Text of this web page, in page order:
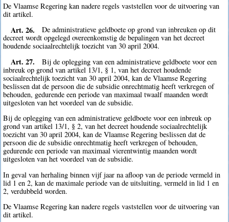
De Vlaamse Regering kan nadere regels vaststellen voor de uitvoering van
dit artikel.
Art. 26.
De administratieve geldboete op grond van inbreuken op dit
decreet wordt opgelegd overeenkomstig de bepalingen van het decreet
houdende sociaalrechtelijk toezicht van 30 april 2004.
Art. 27.
Bij de oplegging van een administratieve geldboete voor een
inbreuk op grond van artikel 13/1, § 1, van het decreet houdende
sociaalrechtelijk toezicht van 30 april 2004, kan de Vlaamse Regering
beslissen dat de persoon die de subsidie onrechtmatig heeft verkregen of
behouden, gedurende een periode van maximaal twaalf maanden wordt
uitgesloten van het voordeel van de subsidie.
Bij de oplegging van een administratieve geldboete voor een inbreuk op
grond van artikel 13/1, § 2, van het decreet houdende sociaalrechtelijk
toezicht van 30 april 2004, kan de Vlaamse Regering beslissen dat de
persoon die de subsidie onrechtmatig heeft verkregen of behouden,
gedurende een periode van maximaal vierentwintig maanden wordt
uitgesloten van het voordeel van de subsidie.
In geval van herhaling binnen vijf jaar na afloop van de periode vermeld in
lid 1 en 2, kan de maximale periode van de uitsluiting, vermeld in lid 1 en
2, verdubbeld worden.
De Vlaamse Regering kan nadere regels vaststellen voor de uitvoering van
dit artikel.